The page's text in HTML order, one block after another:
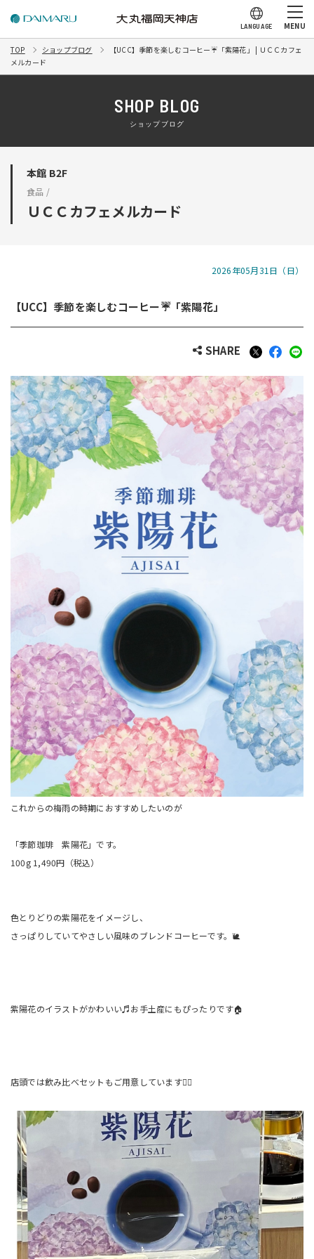
LANGUAGE MENU
TOP ショップブログ
【UCC】季節を楽しむコーヒー☔「紫陽花」 | ＵＣＣカフェ
メルカード
SHOP BLOG
ショップブログ
本館 B2F
食品 /
ＵＣＣカフェメルカード
2026年05月31日（日）
【UCC】季節を楽しむコーヒー☔「紫陽花」
SHARE
これからの梅雨の時期におすすめしたいのが
「季節珈琲 紫陽花」です。
100g 1,490円（税込）
色とりどりの紫陽花をイメージし、
さっぱりしていてやさしい風味のブレンドコーヒーです。🐌
紫陽花のイラストがかわいい♬お手土産にもぴったりです🏠
店頭では飲み比べセットもご用意しています🙋‍♀️